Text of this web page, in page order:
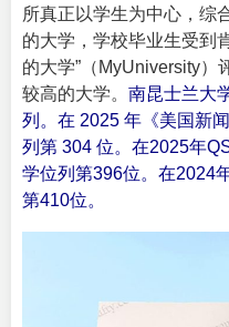
所真正以学生为中心，综
的大学，学校毕业生受到
的大学”（MyUniversity）
较高的大学。 南昆士兰大
列。在 2025 年《美国新
列第 304 位。在2025年
学位列第396位。在2024
第410位。